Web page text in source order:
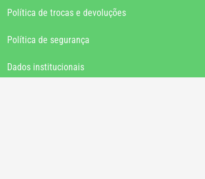
Política de trocas e devoluções
Política de segurança
Dados institucionais